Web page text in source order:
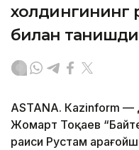
холдингининг
билан танишди
ASTANА. Каzinform —
Жомарт Тоқаев
раиси Рустам